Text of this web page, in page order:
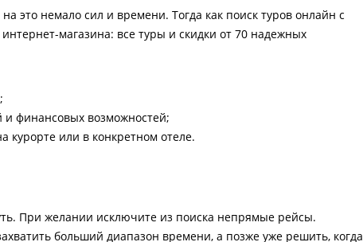
это немало сил и времени. Тогда как поиск туров онлайн с
магазина: все туры и скидки от 70 надежных
финансовых возможностей;
курорте или в конкретном отеле.
При желании исключите из поиска непрямые рейсы.
больший диапазон времени, а позже уже решить, когда